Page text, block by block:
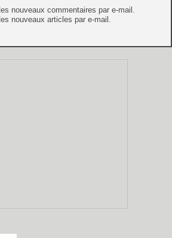
nouveaux commentaires par e-mail.
nouveaux articles par e-mail.